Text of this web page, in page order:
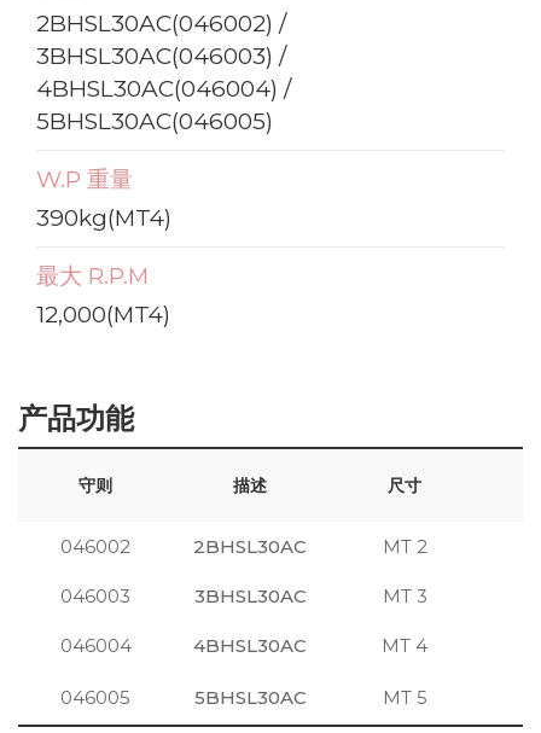
2BHSL30AC(046002) /
3BHSL30AC(046003) /
4BHSL30AC(046004) /
5BHSL30AC(046005)
W.P 重量
390kg(MT4)
最大 R.P.M
12,000(MT4)
产品功能
守则 描述 尺寸
046002 2BHSL30AC MT 2
046003 3BHSL30AC MT 3
046004 4BHSL30AC MT 4
046005 5BHSL30AC MT 5